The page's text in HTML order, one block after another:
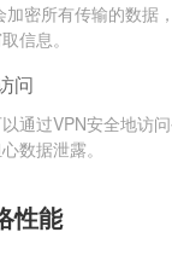
加密所有传输的数据
信息。
问
通过VPN安全地访
数据泄露。
性能